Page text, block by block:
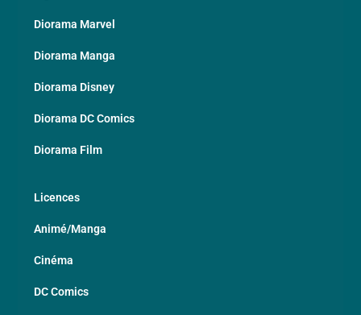
Diorama Marvel
Diorama Manga
Diorama Disney
Diorama DC Comics
Diorama Film
Licences
Animé/Manga
Cinéma
DC Comics